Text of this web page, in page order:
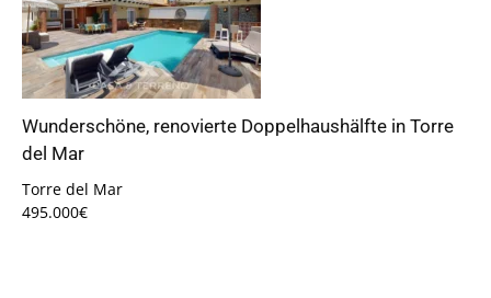
Wunderschöne, renovierte Doppelhaushälfte in Torre
del Mar
Torre del Mar
495.000€